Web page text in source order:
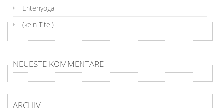
Entenyoga
(kein Titel)
NEUESTE KOMMENTARE
ARCHIV